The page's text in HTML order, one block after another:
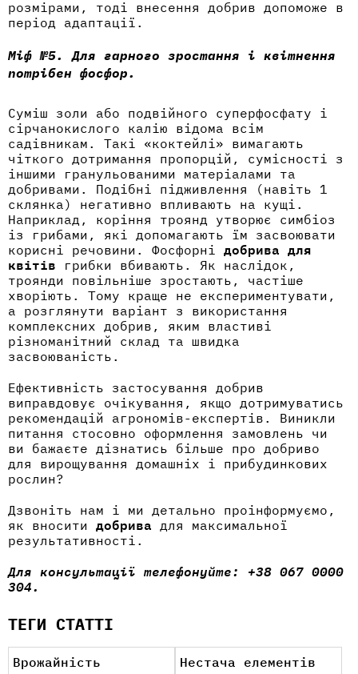
розмірами, тоді внесення добрив допоможе в
період адаптації.
Міф №5. Для гарного зростання і квітнення
потрібен фосфор.
Суміш золи або подвійного суперфосфату і
сірчанокислого калію відома всім
садівникам. Такі «коктейлі» вимагають
чіткого дотримання пропорцій, сумісності з
іншими гранульованими матеріалами та
добривами. Подібні підживлення (навіть 1
склянка) негативно впливають на кущі.
Наприклад, коріння троянд утворює симбіоз
із грибами, які допомагають їм засвоювати
корисні речовини. Фосфорні добрива для
квітів грибки вбивають. Як наслідок,
троянди повільніше зростають, частіше
хворіють. Тому краще не експериментувати,
а розглянути варіант з використання
комплексних добрив, яким властиві
різноманітний склад та швидка
засвоюваність.
Ефективність застосування добрив
виправдовує очікування, якщо дотримуватись
рекомендацій агрономів-експертів. Виникли
питання стосовно оформлення замовлень чи
ви бажаєте дізнатись більше про добриво
для вирощування домашніх і прибудинкових
рослин?
Дзвоніть нам і ми детально проінформуємо,
як вносити добрива для максимальної
результативності.
Для консультації телефонуйте: +38 067 0000
304.
ТЕГИ СТАТТІ
Врожайність
Нестача елементів